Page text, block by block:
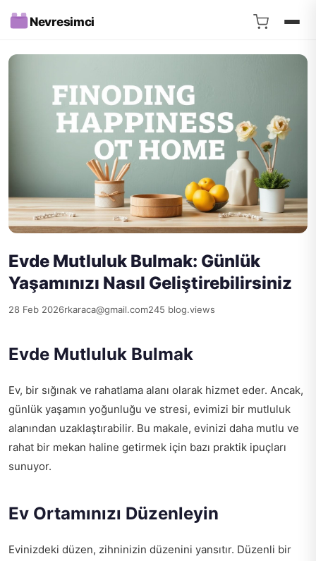
Nevresimci
Evde Mutluluk Bulmak: Günlük
Yaşamınızı Nasıl Geliştirebilirsiniz
28 Feb 2026rkaraca@gmail.com245 blog.views
Evde Mutluluk Bulmak
Ev, bir sığınak ve rahatlama alanı olarak hizmet eder. Ancak,
günlük yaşamın yoğunluğu ve stresi, evimizi bir mutluluk
alanından uzaklaştırabilir. Bu makale, evinizi daha mutlu ve
rahat bir mekan haline getirmek için bazı praktik ipuçları
sunuyor.
Ev Ortamınızı Düzenleyin
Evinizdeki düzen, zihninizin düzenini yansıtır. Düzenli bir